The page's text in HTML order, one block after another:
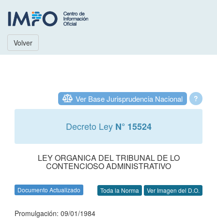
Volver
?
Ver Base Jurisprudencia Nacional
Decreto Ley N° 15524
LEY ORGANICA DEL TRIBUNAL DE LO
CONTENCIOSO ADMINISTRATIVO
Documento Actualizado Toda la Norma Ver Imagen del D.O.
Promulgación: 09/01/1984